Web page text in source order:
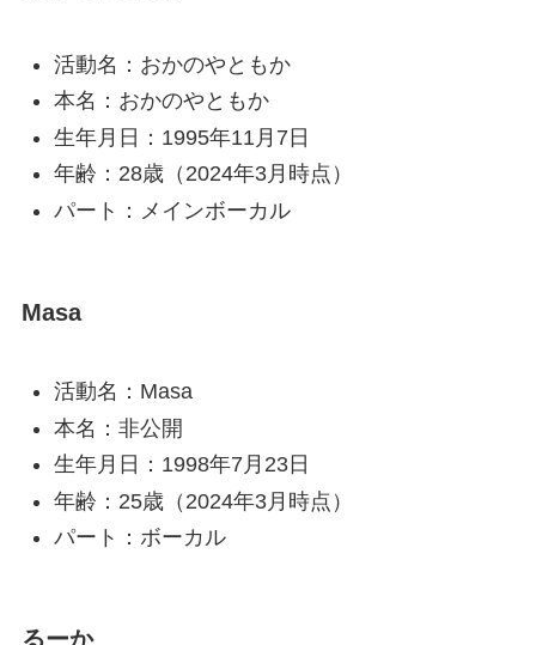
活動名：おかのやともか
本名：おかのやともか
生年月日：1995年11月7日
年齢：28歳（2024年3月時点）
パート：メインボーカル
Masa
活動名：Masa
本名：非公開
生年月日：1998年7月23日
年齢：25歳（2024年3月時点）
パート：ボーカル
るーか